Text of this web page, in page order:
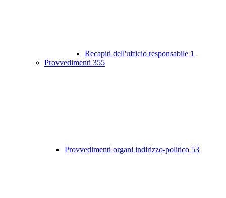
Recapiti dell'ufficio responsabile 1
Provvedimenti 355
Provvedimenti organi indirizzo-politico 53